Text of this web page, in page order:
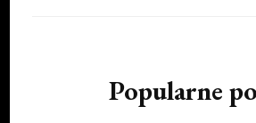
Popularne